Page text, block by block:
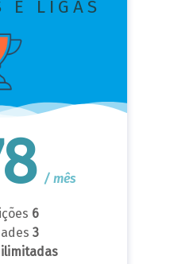
E LIGAS
/ mês
6
3
ilimitadas